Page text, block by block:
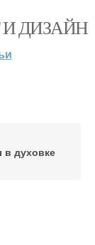
И ДИЗАЙН
в духовке